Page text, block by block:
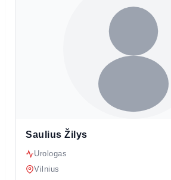
Saulius Žilys
Urologas
Vilnius